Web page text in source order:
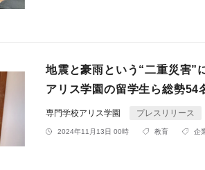
地震と豪雨という“二重災害”
アリス学園の留学生ら総勢54
専門学校アリス学園 プレスリリース
2024年11月13日 00時 教育 企